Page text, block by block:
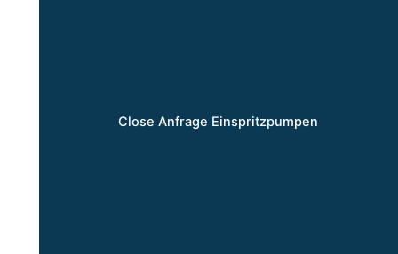
Close Anfrage Einspritzpumpen